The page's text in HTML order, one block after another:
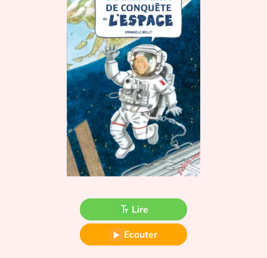
Contes d'ici et d'ailleurs
Fable, mythe, littérature et poésie
Princesses et princes, rois, reines et dragons
Ogres, monstres et sorcières
Héroïnes et héros
Voyage, épopée, enquête, aventure
Lire
Ecouter